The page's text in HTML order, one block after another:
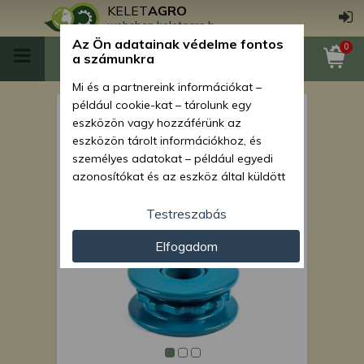
KELETAGRO
webshop.keletagro.hu
0
Láncfeszítő görgő Monosem
vetőgépekhez, ref: 66009147
/ 4123, 67010005, 67010006,
67010007, 7096, AsahiParts
Az Ön adatainak védelme fontos
a számunkra
Mi és a partnereink információkat –
például cookie-kat – tárolunk egy
eszközön vagy hozzáférünk az
eszközön tárolt információkhoz, és
személyes adatokat – például egyedi
azonosítókat és az eszköz által küldött
személyre szabott hirdetések és
tartalom nyújtásához, hirdetés- és
tartalomméréshez, nézettségi adatok
gyűjtéséhez, valamint termékek
kifejlesztéséhez és a termékek
javításához. Az Ön engedélyével mi és a
partnereink eszközleolvasásos
módszerrel szerzett pontos geolokációs
adatokat és azonosítási információkat
Testreszabás
Elfogadom